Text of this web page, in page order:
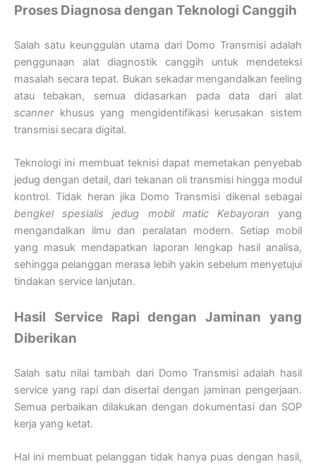
Proses Diagnosa dengan Teknologi Canggih
Salah satu keunggulan utama dari Domo Transmisi adalah
penggunaan alat diagnostik canggih untuk mendeteksi
masalah secara tepat. Bukan sekadar mengandalkan feeling
atau tebakan, semua didasarkan pada data dari alat
scannerkhusus yang mengidentifikasi kerusakan sistem
transmisi secara digital.
Teknologi ini membuat teknisi dapat memetakan penyebab
jedug dengan detail, dari tekanan oli transmisi hingga modul
kontrol. Tidak heran jika Domo Transmisi dikenal sebagai
bengkel spesialis jedug mobil matic Kebayoran yang
mengandalkan ilmu dan peralatan modern. Setiap mobil
yang masuk mendapatkan laporan lengkap hasil analisa,
sehingga pelanggan merasa lebih yakin sebelum menyetujui
tindakan service lanjutan.
Hasil Service Rapi dengan Jaminan yang
Diberikan
Salah satu nilai tambah dari Domo Transmisi adalah hasil
service yang rapi dan disertai dengan jaminan pengerjaan.
Semua perbaikan dilakukan dengan dokumentasi dan SOP
kerja yang ketat.
Hal ini membuat pelanggan tidak hanya puas dengan hasil,